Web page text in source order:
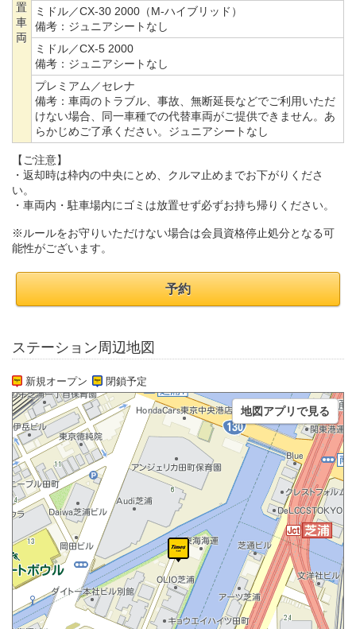
置
車
両
ミドル／CX-30 2000（M-ハイブリッド）
備考： ジュニアシートなし
ミドル／CX-5 2000
備考： ジュニアシートなし
プレミアム／セレナ
備考： 車両のトラブル、事故、無断延長などでご利用いただ
けない場合、同一車種での代替車両がご提供できません。あ
らかじめご了承ください。ジュニアシートなし
【ご注意】
・返却時は枠内の中央にとめ、クルマ止めまでお下がりくださ
い。
・車両内・駐車場内にゴミは放置せず必ずお持ち帰りください。
※ルールをお守りいただけない場合は会員資格停止処分となる可
能性がございます。
予約
ステーション周辺地図
新規オープン 閉鎖予定
地図アプリで見る